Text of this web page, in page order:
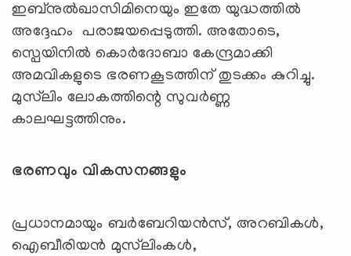
ഇബ്നുൽഖാസിമിനെയും ഇതേ യുദ്ധത്തിൽ
അദ്ദേഹം പരാജയപ്പെടുത്തി. അതോടെ,
സ്പെയിനില്‍ കൊർദോബാ കേന്ദ്രമാക്കി
അമവികളുടെ ഭരണകൂടത്തിന് തുടക്കം കുറിച്ചു.
മുസ്‍ലിം ലോകത്തിന്റെ സുവര്‍ണ്ണ
കാലഘട്ടത്തിനും.
ഭരണവും വികസനങ്ങളും
പ്രധാനമായും ബർബേറിയൻസ്, അറബികൾ,
ഐബീരിയൻ മുസ്‍ലിംകൾ,